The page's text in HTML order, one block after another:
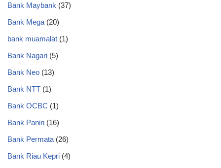
Bank Maybank (37)
Bank Mega (20)
bank muamalat (1)
Bank Nagari (5)
Bank Neo (13)
Bank NTT (1)
Bank OCBC (1)
Bank Panin (16)
Bank Permata (26)
Bank Riau Kepri (4)